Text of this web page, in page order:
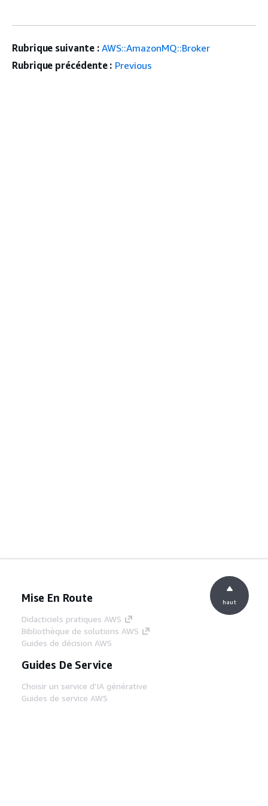
Rubrique suivante : AWS::AmazonMQ::Broker
Rubrique précédente : Previous
Mise En Route
Didacticiels pratiques AWS
Bibliothèque de solutions AWS
Guides de décision AWS
Guides De Service
Choisir un service d'IA générative
Guides de service AWS
haut